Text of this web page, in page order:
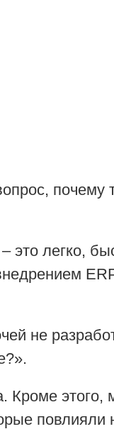
почему
это легко,
не
Кроме этого,
повлияли